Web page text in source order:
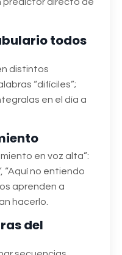
predictor directo de
todos
distintos
“difíciles”;
en el día a
en voz alta”:
“Aquí no entiendo
aprenden a
hacerlo.
del